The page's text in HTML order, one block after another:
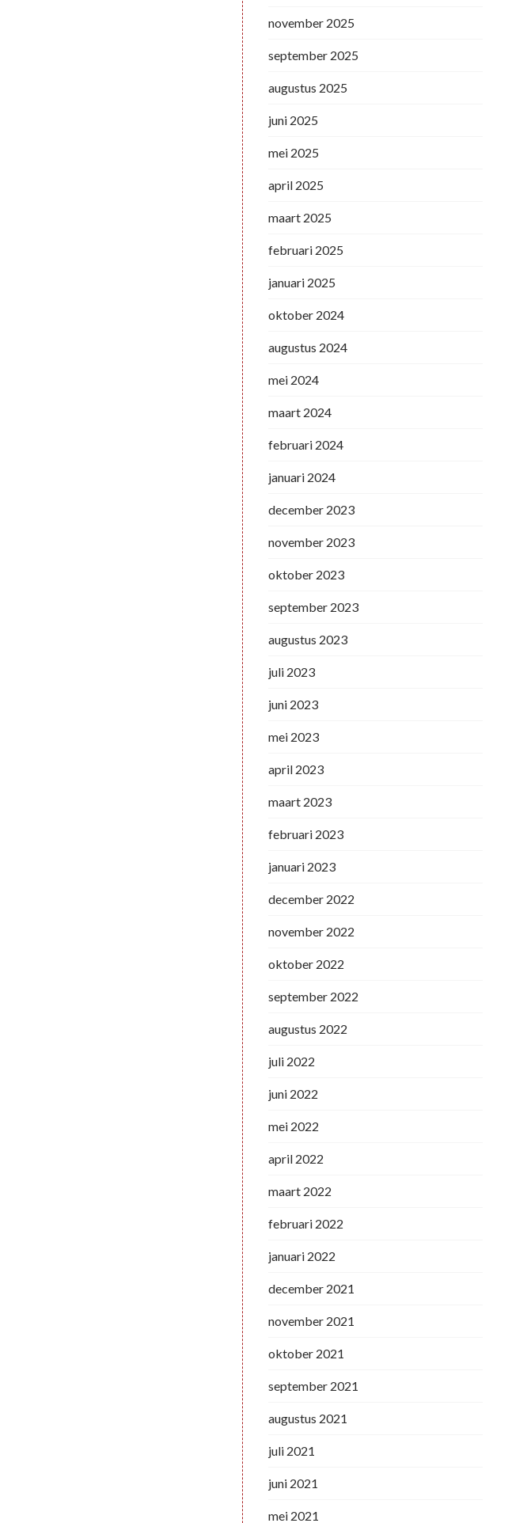
november 2025
september 2025
augustus 2025
juni 2025
mei 2025
april 2025
maart 2025
februari 2025
januari 2025
oktober 2024
augustus 2024
mei 2024
maart 2024
februari 2024
januari 2024
december 2023
november 2023
oktober 2023
september 2023
augustus 2023
juli 2023
juni 2023
mei 2023
april 2023
maart 2023
februari 2023
januari 2023
december 2022
november 2022
oktober 2022
september 2022
augustus 2022
juli 2022
juni 2022
mei 2022
april 2022
maart 2022
februari 2022
januari 2022
december 2021
november 2021
oktober 2021
september 2021
augustus 2021
juli 2021
juni 2021
mei 2021